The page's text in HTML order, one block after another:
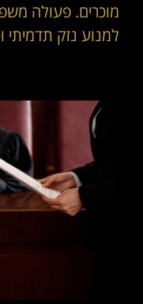
מוכרים. פעולה
למנוע נזק תדמיתי